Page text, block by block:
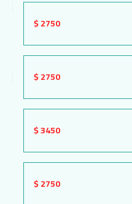
2750 $
2750 $
3450 $
2750 $